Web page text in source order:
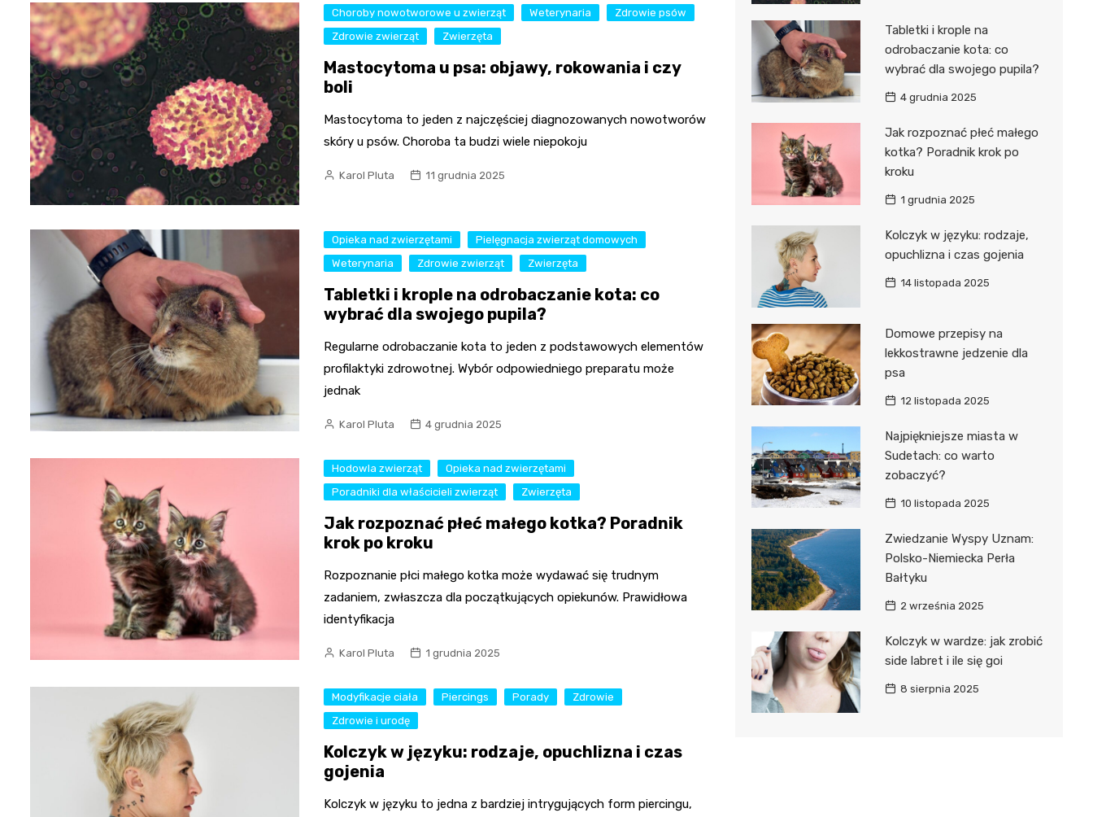
Choroby nowotworowe u zwierząt Weterynaria
Zdrowie psów
Zdrowie zwierząt
Zwierzęta
Mastocytoma u psa: objawy, rokowania i czy
boli
Mastocytoma to jeden z najczęściej diagnozowanych nowotworów
skóry u psów. Choroba ta budzi wiele niepokoju
Karol Pluta 11 grudnia 2025
Opieka nad zwierzętami
Pielęgnacja zwierząt domowych
Weterynaria
Zdrowie zwierząt Zwierzęta
Tabletki i krople na odrobaczanie kota: co
wybrać dla swojego pupila?
Regularne odrobaczanie kota to jeden z podstawowych elementów
profilaktyki zdrowotnej. Wybór odpowiedniego preparatu może
jednak
Karol Pluta 4 grudnia 2025
Hodowla zwierząt
Opieka nad zwierzętami
Poradniki dla właścicieli zwierząt
Zwierzęta
Jak rozpoznać płeć małego kotka? Poradnik
krok po kroku
Rozpoznanie płci małego kotka może wydawać się trudnym
zadaniem, zwłaszcza dla początkujących opiekunów. Prawidłowa
identyfikacja
Karol Pluta 1 grudnia 2025
Modyfikacje ciała Piercings Porady
Zdrowie
Zdrowie i urodę
Kolczyk w języku: rodzaje, opuchlizna i czas
gojenia
Kolczyk w języku to jedna z bardziej intrygujących form piercingu,
Tabletki i krople na
odrobaczanie kota: co
wybrać dla swojego pupila?
4 grudnia 2025
Jak rozpoznać płeć małego
kotka? Poradnik krok po
kroku
1 grudnia 2025
Kolczyk w języku: rodzaje,
opuchlizna i czas gojenia
14 listopada 2025
Domowe przepisy na
lekkostrawne jedzenie dla
psa
12 listopada 2025
Najpiękniejsze miasta w
Sudetach: co warto
zobaczyć?
10 listopada 2025
Zwiedzanie Wyspy Uznam:
Polsko-Niemiecka Perła
Bałtyku
2 września 2025
Kolczyk w wardze: jak zrobić
side labret i ile się goi
8 sierpnia 2025